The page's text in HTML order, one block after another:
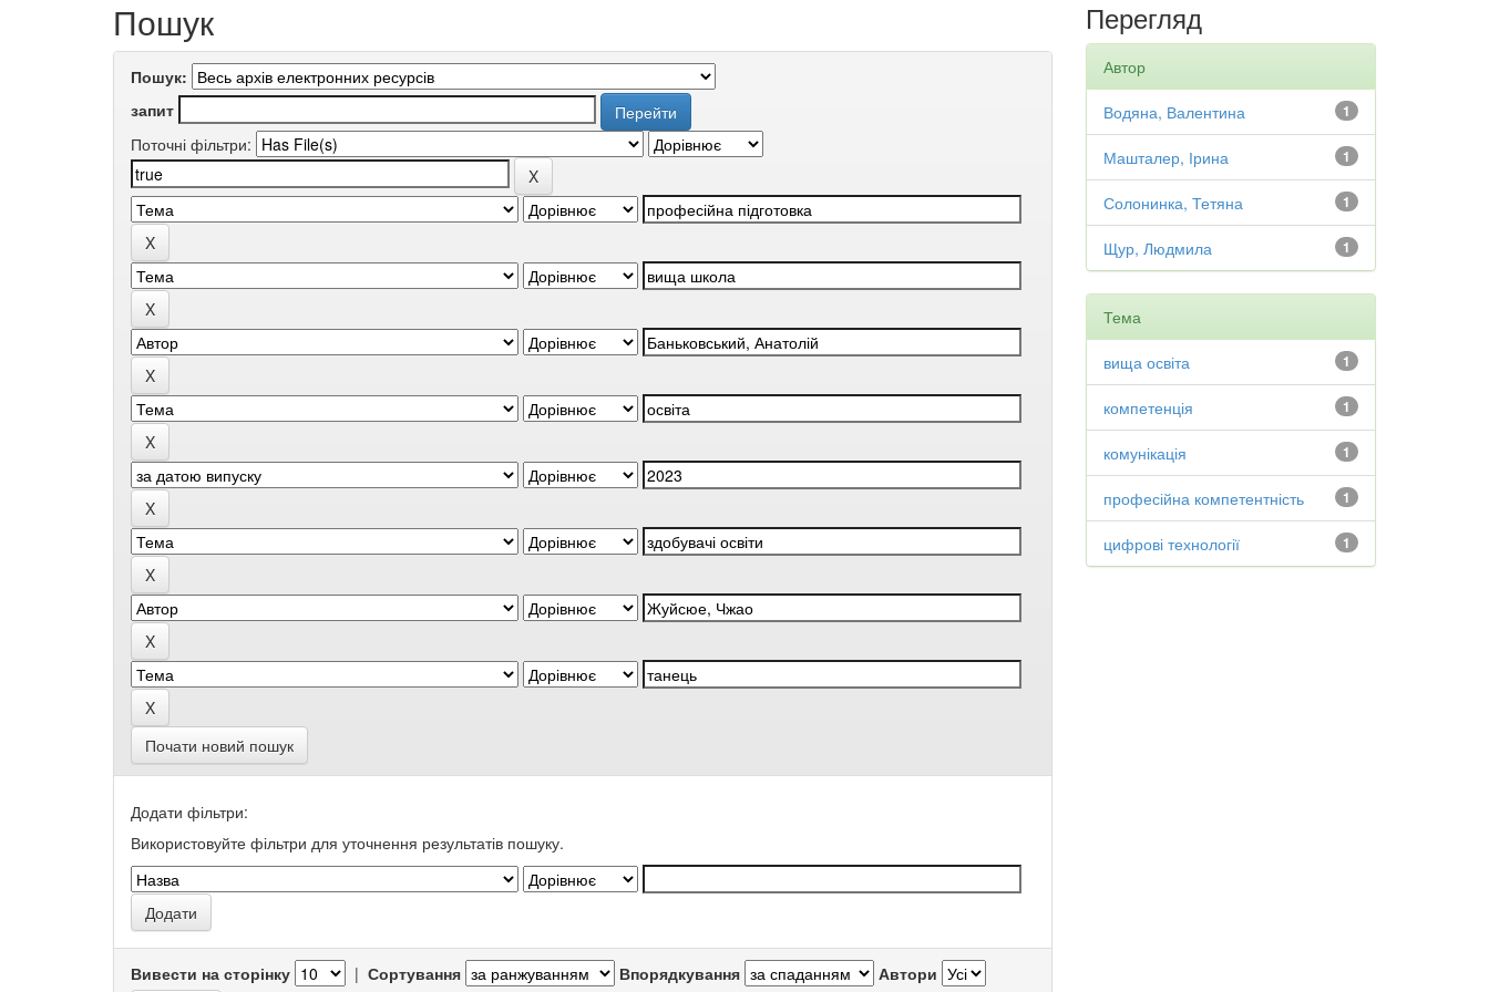
Пошук
Пошук:
запит
Поточні фільтри:
Почати новий пошук
Додати фільтри:
Використовуйте фільтри для уточнення результатів пошуку.
Вивести на сторінку | Сортування Впорядкування Автори
Перегляд
Автор
1
Водяна, Валентина
1
Машталер, Ірина
1
Солонинка, Тетяна
1
Щур, Людмила
Тема
1
вища освіта
1
компетенція
1
комунікація
1
професійна компетентність
1
цифрові технології